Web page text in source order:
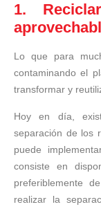
1.
Lo que para
contaminando el
transformar y
Hoy en día,
separación de los
puede
consiste en
preferiblemente
realizar la